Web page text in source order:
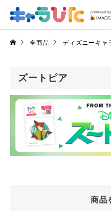
全商品 ディズニーキャ
ズートピア
商品